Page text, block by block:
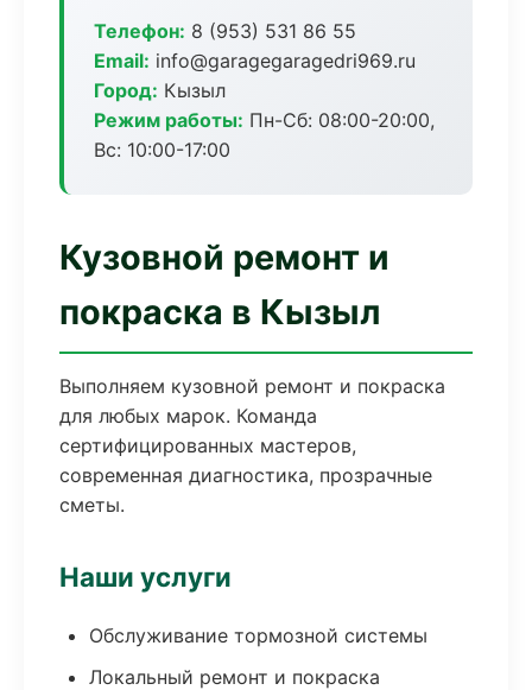
Телефон: 8 (953) 531 86 55
Email: info@garagegaragedri969.ru
Город: Кызыл
Режим работы: Пн-Сб: 08:00-20:00,
Вс: 10:00-17:00
Кузовной ремонт и
покраска в Кызыл
Выполняем кузовной ремонт и покраска
для любых марок. Команда
сертифицированных мастеров,
современная диагностика, прозрачные
сметы.
Наши услуги
Обслуживание тормозной системы
Локальный ремонт и покраска